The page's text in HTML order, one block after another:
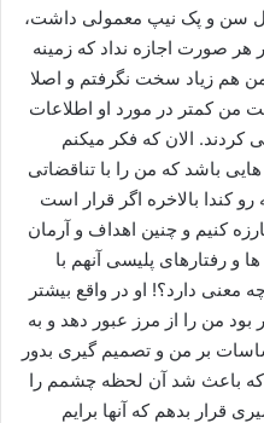
سن و پک نیپ معمولی داشت،
صورت اجازه نداد که زمینه
هم زیاد سخت نگرفتم و اصلا
من کمتر در مورد او اطلاعات
کردند. الان که فکر میکنم
باشد که من را با تناقضاتی
کندا بالاخره اگر قرار است
کنیم و چنین اهداف و آرمان
و رفتارهای پلیسی آنهم با
معنی دارد؟! او در واقع بیشتر
من را از مرز عبور دهد و به
بر من و تصمیم گیری بدور
که باعث شد آن لحظه چشمم را
قرار بدهم که آنها برایم